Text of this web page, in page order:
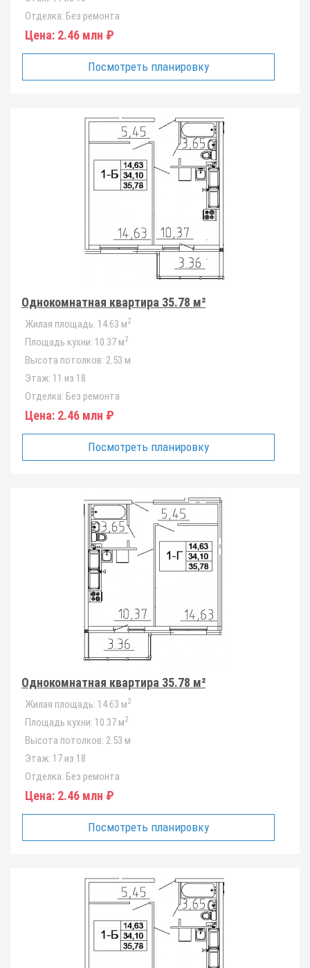
Отделка: Без ремонта
Цена: 2.46 млн ₽
Посмотреть планировку
Однокомнатная квартира 35.78 м²
Жилая площадь: 14.63 м2
Площадь кухни: 10.37 м2
Высота потолков: 2.53 м
Этаж: 11 из 18
Отделка: Без ремонта
Цена: 2.46 млн ₽
Посмотреть планировку
Однокомнатная квартира 35.78 м²
Жилая площадь: 14.63 м2
Площадь кухни: 10.37 м2
Высота потолков: 2.53 м
Этаж: 17 из 18
Отделка: Без ремонта
Цена: 2.46 млн ₽
Посмотреть планировку